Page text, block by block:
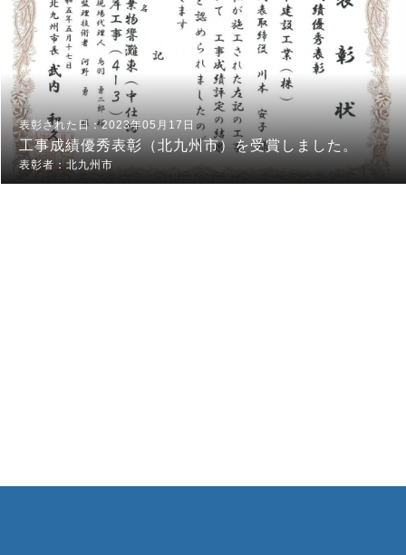
2023年05月17日
工事成績優秀表彰（北九州市）を受賞しました。
北九州市